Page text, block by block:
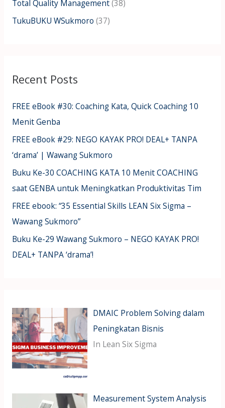
Total Quality Management(38)
TukuBUKU WSukmoro (37)
Recent Posts
FREE eBook #30: Coaching Kata, Quick Coaching 10
Menit Genba
FREE eBook #29: NEGO KAYAK PRO! DEAL+ TANPA
‘drama’ | Wawang Sukmoro
Buku Ke-30 COACHING KATA 10 Menit COACHING
saat GENBA untuk Meningkatkan Produktivitas Tim
FREE ebook: “35 Essential Skills LEAN Six Sigma –
Wawang Sukmoro”
Buku Ke-29 Wawang Sukmoro – NEGO KAYAK PRO!
DEAL+ TANPA ‘drama’!
DMAIC Problem Solving dalam
Peningkatan Bisnis
In Lean Six Sigma
Measurement System Analysis